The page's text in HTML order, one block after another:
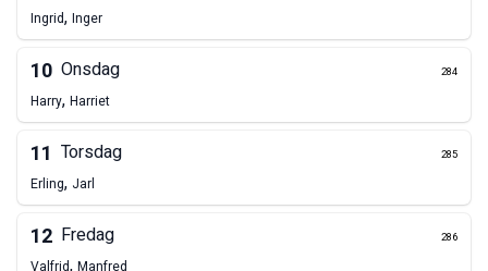
Ingrid, Inger
10 Onsdag 284
Harry, Harriet
11 Torsdag 285
Erling, Jarl
12 Fredag 286
Valfrid Manfred